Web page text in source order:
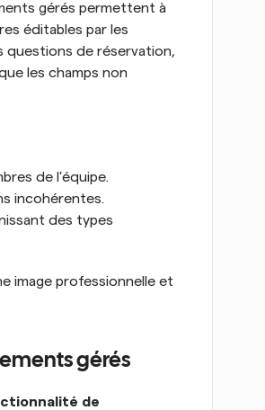
gérés permettent à
éditables par les
questions de réservation,
les champs non
de l'équipe.
incohérentes.
des types
image professionnelle et
gérés
de